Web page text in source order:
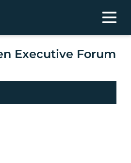
Executive Forum